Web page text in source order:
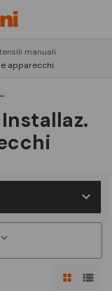
manuali
apparecchi